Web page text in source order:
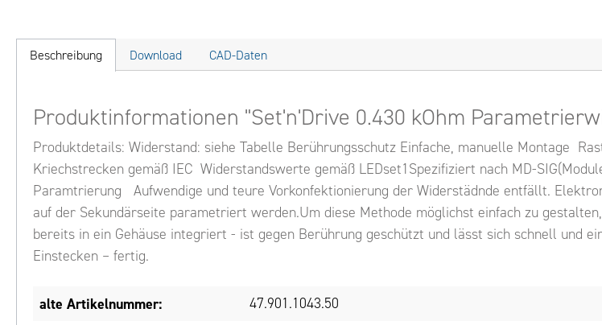
Beschreibung Download CAD-Daten
Produktinformationen "Set'n'Drive 0.430 kOhm
Produktdetails: Widerstand: siehe Tabelle Berührungsschutz Einfache, manuelle Montage
Kriechstrecken gemäß IEC Widerstandswerte gemäß LEDset1Spezifiziert nach MD-
Paramtrierung Aufwendige und teure Vorkonfektionierung der Widerstädnde entfällt.
auf der Sekundärseite parametriert werden.Um diese Methode möglichst einfach zu
bereits in ein Gehäuse integriert - ist gegen Berührung geschützt und lässt sich schnell und
Einstecken – fertig.
alte Artikelnummer: 47.901.1043.50